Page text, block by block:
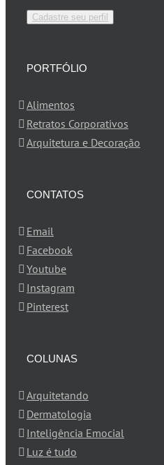
Cadastre seu perfil
PORTFÓLIO
Alimentos
Retratos Corporativos
Arquitetura e Decoração
CONTATOS
Email
Facebook
Youtube
Instagram
Pinterest
COLUNAS
Arquitetando
Dermatologia
Inteligência Emocial
Luz é tudo